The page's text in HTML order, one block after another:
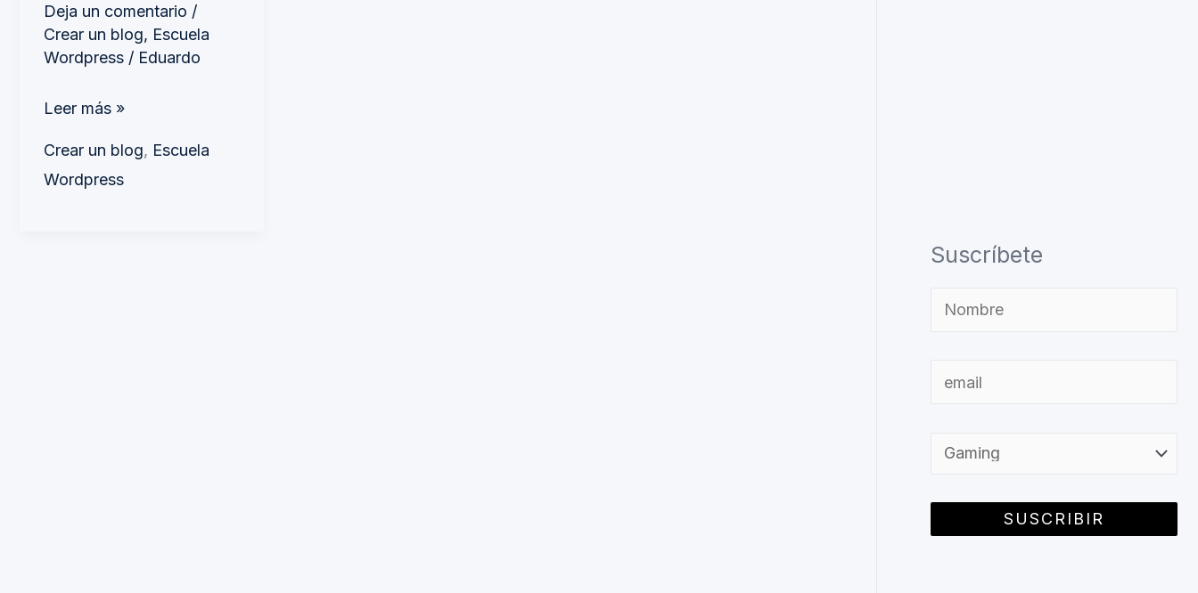
Deja un comentario /
Crear un blog, Escuela
Wordpress / Eduardo
para
un
Leer más »
Crear un blog, Escuela
Wordpress
Suscríbete